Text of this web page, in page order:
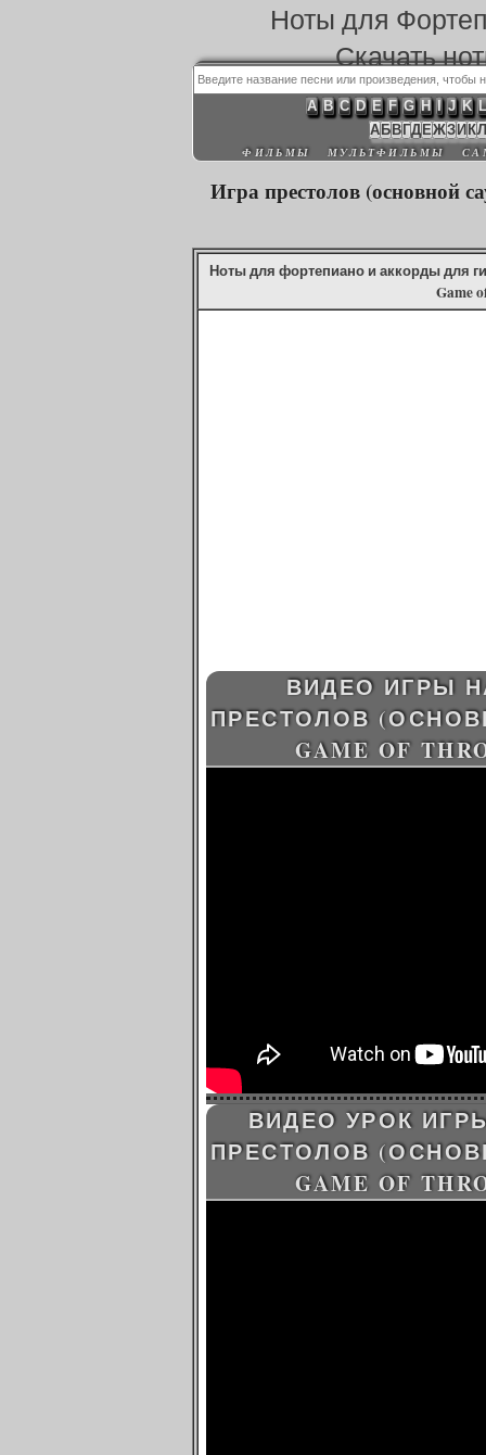
Ноты для
Скачать
A B C D E F G H I J K L
А Б В ГД ЕЖЗ И КЛ
ФИЛЬМЫ МУЛЬТФИЛЬМЫ
Игра престолов (основной
Ноты для фортепиано и аккорды для
Game
ВИДЕО ИГРЫ
ПРЕСТОЛОВ
GAME OF
ВИДЕО УРОК
ПРЕСТОЛОВ
GAME OF